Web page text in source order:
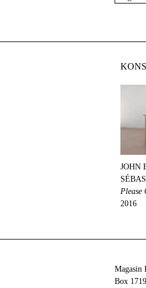
JOHN
Please
2016
Magasin
Box 1719